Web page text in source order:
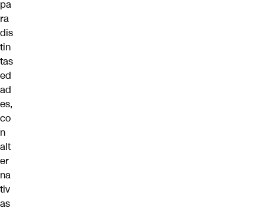
pa
ra
dis
tin
tas
ed
ad
es,
co
n
alt
er
na
tiv
as